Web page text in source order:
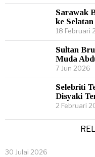
Sarawak
ke
18 Februari
Sultan
Muda
7 Jun 2026
Selebriti
Disyaki
2 Februari
30 Julai 2026